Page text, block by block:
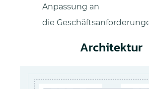
Anpassung an
die
Architektur